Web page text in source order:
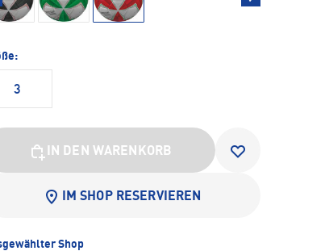
3
IN DEN WARENKORB
IM SHOP RESERVIEREN
Shop